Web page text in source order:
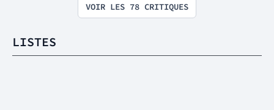
VOIR LES 78 CRITIQUES
LISTES